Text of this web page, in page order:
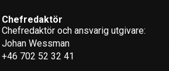
Chefredaktör
Chefredaktör och ansvarig utgivare:
Johan Wessman
+46 702 52 32 41